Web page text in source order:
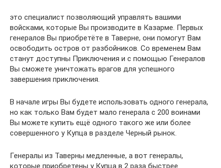
это специалист позволяющий управлять вашими
войсками, которые Вы производите в Казарме. Первых
генералов Вы приобретёте в Таверне, они помогут Вам
освободить остров от разбойников. Со временем Вам
станут доступны Приключения и с помощью Генералов
Вы сможете уничтожать врагов для успешного
завершения приключения.
В начале игры Вы будете использовать одного генерала,
но как только Вам будет мало генерала с 200 воинами
Вы можете купить ещё одного такого же или более
совершенного у Купца в разделе Черный рынок.
Генералы из Таверны медленные, а вот генералы,
которые приобретены у Купца в 2 раза быстрее